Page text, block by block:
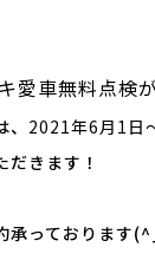
愛車無料点検
2021年6月1日
だきます！
承っております